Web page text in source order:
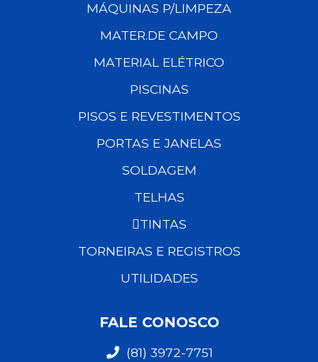
MÁQUINAS P/LIMPEZA
MATER.DE CAMPO
MATERIAL ELÉTRICO
PISCINAS
PISOS E REVESTIMENTOS
PORTAS E JANELAS
SOLDAGEM
TELHAS
TINTAS
TORNEIRAS E REGISTROS
UTILIDADES
FALE CONOSCO
(81) 3972-7751